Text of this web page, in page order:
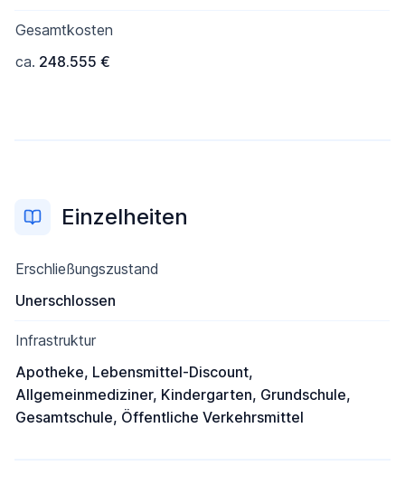
Gesamtkosten
ca. 248.555 €
Einzelheiten
Erschließungszustand
Unerschlossen
Infrastruktur
Apotheke, Lebensmittel-Discount,
Allgemeinmediziner, Kindergarten, Grundschule,
Gesamtschule, Öffentliche Verkehrsmittel